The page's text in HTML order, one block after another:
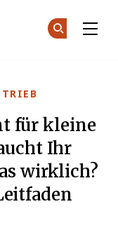
für kleine
Ihr
wirklich?